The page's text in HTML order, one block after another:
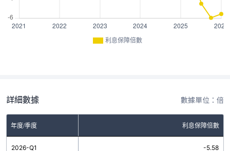
利息保障倍數
詳細數據 數據單位：倍
年度/季度 利息保障倍數
2026-Q1 -5.58